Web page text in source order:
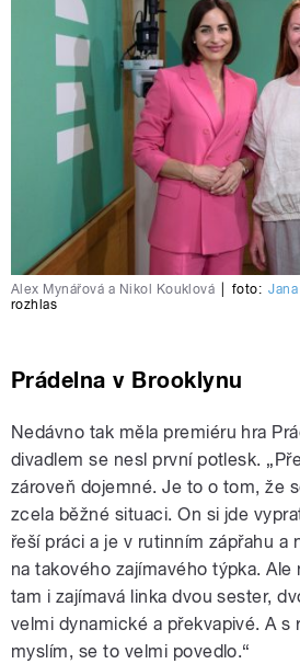
Alex Mynářová a Nikol Kouklová foto:
rozhlas
Prádelna v Brooklynu
Nedávno tak měla premiéru hra
divadlem se nesl první potlesk.
zároveň dojemné. Je to o tom, že
zcela běžné situaci. On si jde
řeší práci a je v rutinním zápřahu a
na takového zajímavého týpka.
tam i zajímavá linka dvou sester,
velmi dynamické a překvapivé. A s
myslím, se to velmi povedlo.“